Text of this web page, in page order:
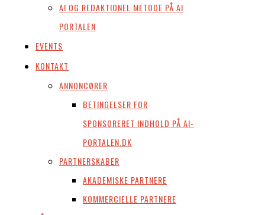
AI OG REDAKTIONEL METODE PÅ AI
PORTALEN
EVENTS
KONTAKT
ANNONCØRER
BETINGELSER FOR
SPONSORERET INDHOLD PÅ AI-
PORTALEN.DK
PARTNERSKABER
AKADEMISKE PARTNERE
KOMMERCIELLE PARTNERE